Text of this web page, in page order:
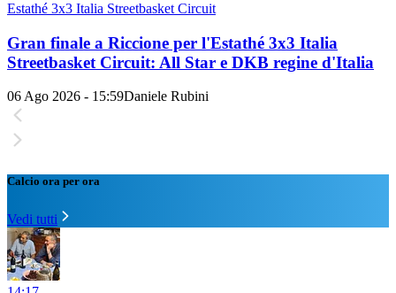
Estathé 3x3 Italia Streetbasket Circuit
Gran finale a Riccione per l'Estathé 3x3 Italia
Streetbasket Circuit: All Star e DKB regine d'Italia
06 Ago 2026 - 15:59Daniele Rubini
Calcio ora per ora
Vedi tutti